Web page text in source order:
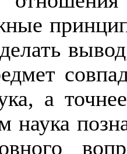
а
наука